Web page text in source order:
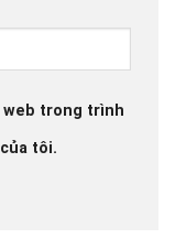
web trong trình
tôi.